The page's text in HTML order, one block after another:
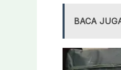
BACA